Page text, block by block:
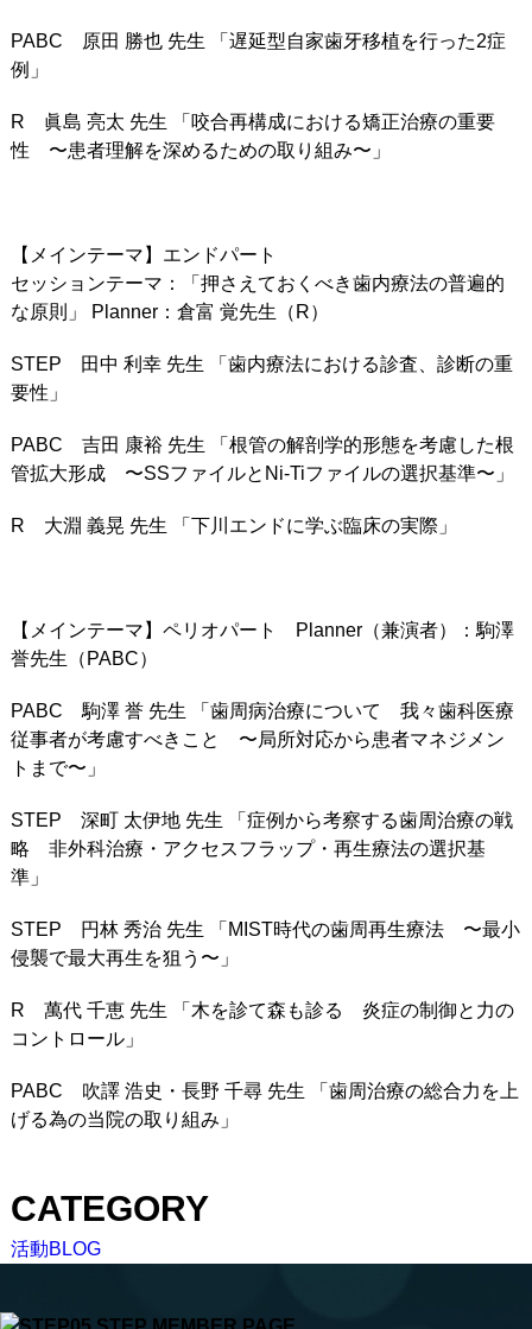
PABC 原田 勝也 先生 「遅延型自家歯牙移植を行った2症
例」
R 眞島 亮太 先生 「咬合再構成における矯正治療の重要
性 〜患者理解を深めるための取り組み〜」
【メインテーマ】エンドパート
セッションテーマ：「押さえておくべき歯内療法の普遍的
な原則」 Planner：倉富 覚先生（R）
STEP 田中 利幸 先生 「歯内療法における診査、診断の重
要性」
PABC 吉田 康裕 先生 「根管の解剖学的形態を考慮した根
管拡大形成 〜SSファイルとNi-Tiファイルの選択基準〜」
R 大淵 義晃 先生 「下川エンドに学ぶ臨床の実際」
【メインテーマ】ペリオパート Planner（兼演者）：駒澤
誉先生（PABC）
PABC 駒澤 誉 先生 「歯周病治療について 我々歯科医療
従事者が考慮すべきこと 〜局所対応から患者マネジメン
トまで〜」
STEP 深町 太伊地 先生 「症例から考察する歯周治療の戦
略 非外科治療・アクセスフラップ・再生療法の選択基
準」
STEP 円林 秀治 先生 「MIST時代の歯周再生療法 〜最小
侵襲で最大再生を狙う〜」
R 萬代 千恵 先生 「木を診て森も診る 炎症の制御と力の
コントロール」
PABC 吹譯 浩史・長野 千尋 先生 「歯周治療の総合力を上
げる為の当院の取り組み」
CATEGORY
活動BLOG